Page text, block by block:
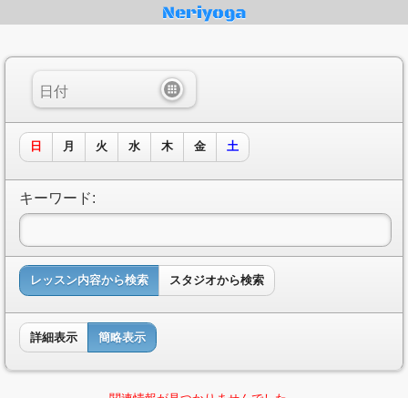
Neriyoga
日 月 火 水 木 金 土
キーワード:
レッスン内容から検索 スタジオから検索
詳細表示 簡略表示